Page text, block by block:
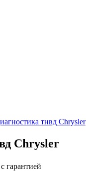
тнвд Chrysler
Chrysler
гарантией